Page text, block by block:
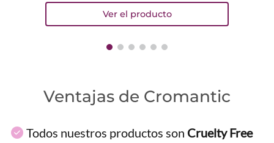
Ventajas de Cromantic
Todos nuestros productos son Cruelty Free